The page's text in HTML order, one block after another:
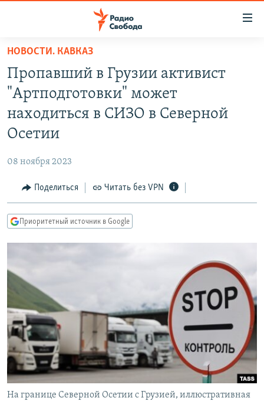
упрощенного
доступа
Вернуться
основному
содержанию
навигации
Вернутся
ПОДКАСТЫ
АВТОРСКИЕ ПРОЕКТЫ
ЦИТАТЫ СВОБОДЫ
КУЛЬТУРА
IDEL.РЕАЛИИ
КАВКАЗ.РЕАЛИИ
РАСПИСАНИЕ ВЕЩАНИЯ
ПОДПИШИТЕСЬ НА РАССЫЛКУ
СОЦИАЛЬНЫЕ СЕТИ
НОВОСТИ. КАВКАЗ
Пропавший в Грузии активист
"Артподготовки" может
находиться в СИЗО в Северной
Осетии
08 ноября 2023
Поделиться Читать без VPN
Приоритетный источник в Google
На границе Северной Осетии с Грузией, иллюстративная